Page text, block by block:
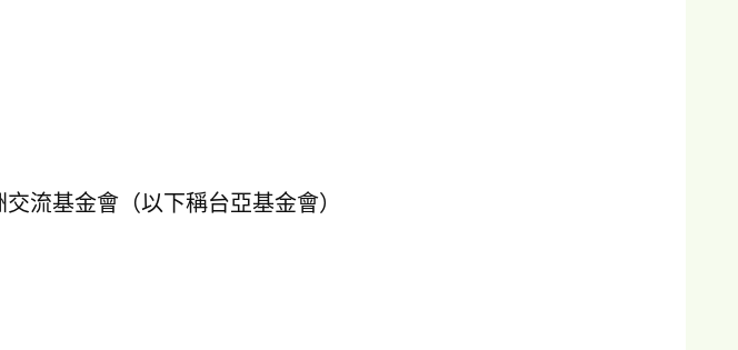
流基金會（以下稱台亞基金會）